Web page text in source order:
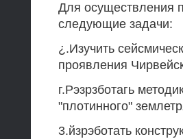
Для осуществления
следующие задачи:
¿.Изучить
проявления
г.Рэзрзботагь
"плотинного"
3.йзрэботать